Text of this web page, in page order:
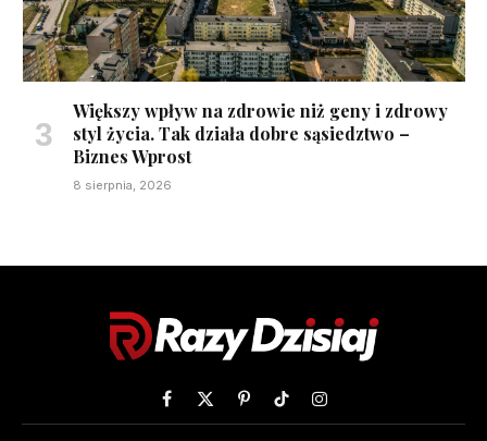
Większy wpływ na zdrowie niż geny i zdrowy
styl życia. Tak działa dobre sąsiedztwo –
Biznes Wprost
8 sierpnia, 2026
Facebook
X
PinterestTikTokInstagram